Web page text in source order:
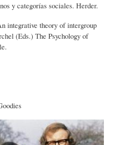
y categorías sociales. Herder.
integrative theory of intergroup
(Eds.) The Psychology of